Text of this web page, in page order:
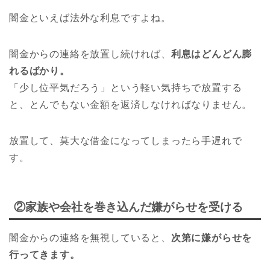
闇金といえば法外な利息ですよね。
闇金からの連絡を放置し続ければ、 利息はどんどん膨
れるばかり。
「少し位平気だろう」という軽い気持ちで放置する
と、とんでもない金額を返済しなければなりません。
放置して、莫大な借金になってしまったら手遅れで
す。
②家族や会社を巻き込んだ嫌がらせを受ける
闇金からの連絡を無視していると、 次第に嫌がらせを
行ってきます。